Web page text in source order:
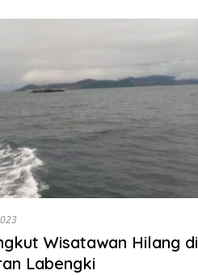
Wisatawan Hilang di
Labengki